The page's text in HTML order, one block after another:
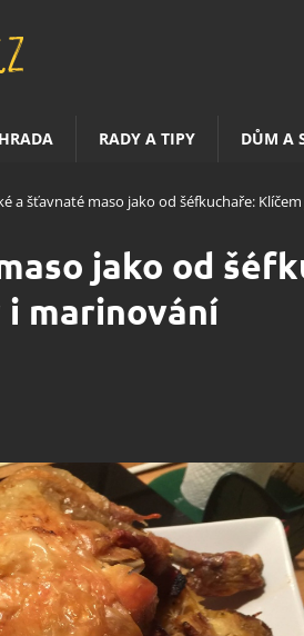
RADY A TIPY DŮM A
a šťavnaté maso jako od šéfkuchaře:
jako od
marinování